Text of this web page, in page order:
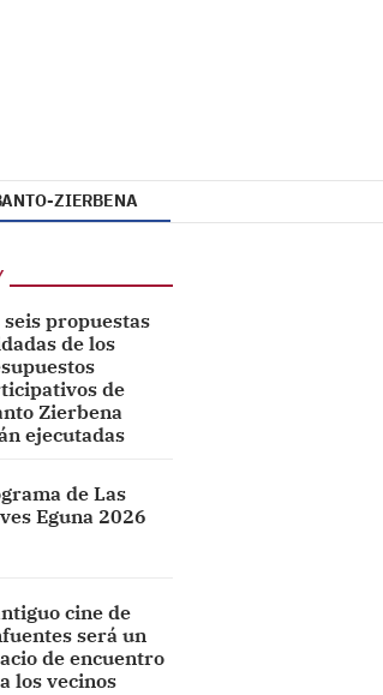
ZIERBENA
seis propuestas
de los
de
Zierbena
ejecutadas
de Las
Eguna 2026
cine de
será un
de encuentro
los vecinos